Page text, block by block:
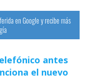
en Google y recibe más
antes
el nuevo